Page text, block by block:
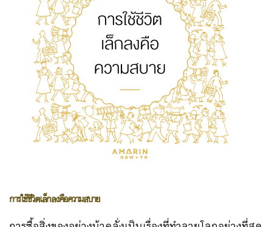
การใช้ชีวิตเล็กลงคือความสบาย